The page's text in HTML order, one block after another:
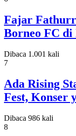
Fajar
Borneo FC di
Dibaca 1.001 kali
7
Ada Rising
Fest, Konser
Dibaca 986 kali
8